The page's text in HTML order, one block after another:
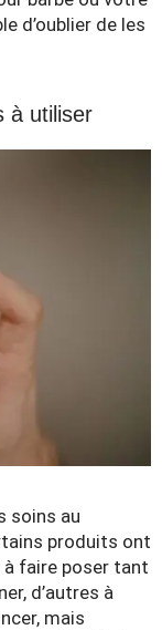
d’oublier de les
à utiliser
soins au
produits ont
à faire poser tant
d’autres à
mais